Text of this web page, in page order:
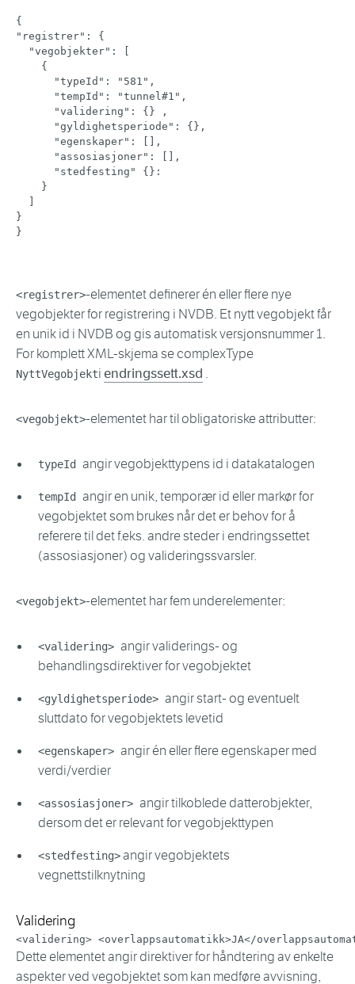
{
"registrer": {
  "vegobjekter": [
    {
      "typeId": "581",
      "tempId": "tunnel#1",
      "validering": {} ,
      "gyldighetsperiode": {},
      "egenskaper": [],
      "assosiasjoner": [],
      "stedfesting" {}:
    }
}
}
<registrer>-elementet definerer én eller flere nye
vegobjekter for registrering i NVDB. Et nytt vegobjekt får
en unik id i NVDB og gis automatisk versjonsnummer 1.
For komplett XML-skjema se complexType
NyttVegobjektiendringssett.xsd .
<vegobjekt>-elementet har til obligatoriske attributter:
typeId angir vegobjekttypens id i datakatalogen
tempId angir en unik, temporær id eller markør for
vegobjektet som brukes når det er behov for å
referere til det f.eks. andre steder i endringssettet
(assosiasjoner) og valideringssvarsler.
<vegobjekt>-elementet har fem underelementer:
<validering> angir validerings- og
behandlingsdirektiver for vegobjektet
<gyldighetsperiode> angir start- og eventuelt
sluttdato for vegobjektets levetid
<egenskaper> angir én eller flere egenskaper med
verdi/verdier
<assosiasjoner> angir tilkoblede datterobjekter,
dersom det er relevant for vegobjekttypen
<stedfesting>angir vegobjektets
vegnettstilknytning
Validering
<validering> <overlappsautomatikk>JA</
Dette elementet angir direktiver for håndtering av enkelte
aspekter ved vegobjektet som kan medføre avvisning,